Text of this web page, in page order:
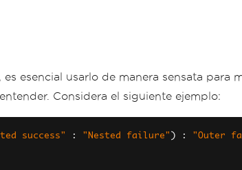
esencial usarlo de manera sensata
Considera el siguiente ejemplo:
success" : "Nested failure" ) : "Outer